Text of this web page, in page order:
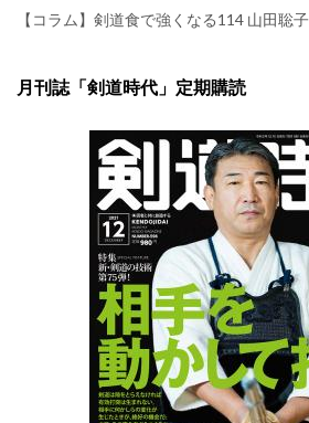
【コラム】剣道食で強くなる114 山田聡
月刊誌「剣道時代」定期購読